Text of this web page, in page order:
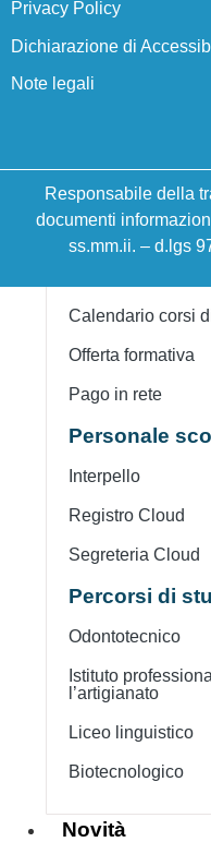
Famiglie e studenti
Personale
Calendario corsi
Offerta formativa
Pago in rete
Personale
Interpello
Registro Cloud
Segreteria Cloud
Percorsi di
Odontotecnico
Istituto
l’artigianato
Liceo linguistico
Biotecnologico
Novità
Privacy Policy
Dichiarazione di
Note legali
Responsabile della
documenti
ss.mm.ii. – d.lgs